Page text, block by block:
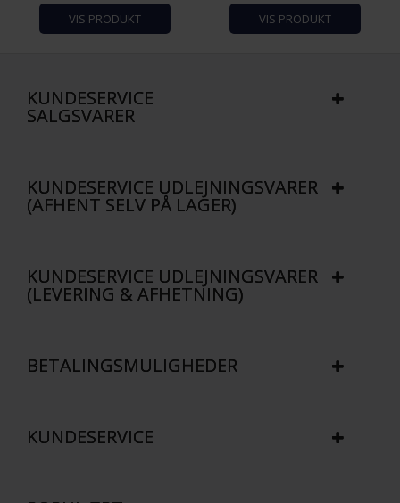
Borddækning med glamour
Størrelse: 120x180 cm.
Airlaid middagsservietter
40x40 cm.
VIS PRODUKT
Borddækning med glamour
Størrelse: 120x180 cm.
Airlaid middagsservietter
VIS PRODUKT
KUNDESERVICE
SALGSVARER
KUNDESERVICE UDLEJNINGSVARER
(AFHENT SELV PÅ LAGER)
KUNDESERVICE UDLEJNINGSVARER
(LEVERING & AFHETNING)
BETALINGSMULIGHEDER
KUNDESERVICE